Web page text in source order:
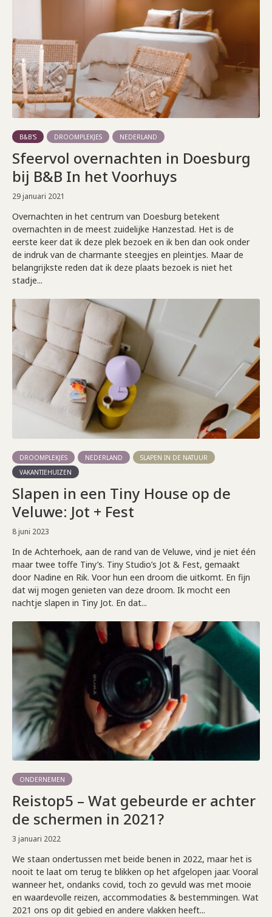
B&B'S DROOMPLEKJES NEDERLAND
Sfeervol overnachten in Doesburg
bij B&B In het Voorhuys
29 januari 2021
Overnachten in het centrum van Doesburg betekent
overnachten in de meest zuidelijke Hanzestad. Het is de
eerste keer dat ik deze plek bezoek en ik ben dan ook onder
de indruk van de charmante steegjes en pleintjes. Maar de
belangrijkste reden dat ik deze plaats bezoek is niet het
stadje...
DROOMPLEKJES NEDERLAND
SLAPEN IN DE NATUUR
VAKANTIEHUIZEN
Slapen in een Tiny House op de
Veluwe: Jot + Fest
8 juni 2023
In de Achterhoek, aan de rand van de Veluwe, vind je niet één
maar twee toffe Tiny’s. Tiny Studio’s Jot & Fest, gemaakt
door Nadine en Rik. Voor hun een droom die uitkomt. En fijn
dat wij mogen genieten van deze droom. Ik mocht een
nachtje slapen in Tiny Jot. En dat...
ONDERNEMEN
Reistop5 – Wat gebeurde er achter
de schermen in 2021?
3 januari 2022
We staan ondertussen met beide benen in 2022, maar het is
nooit te laat om terug te blikken op het afgelopen jaar. Vooral
wanneer het, ondanks covid, toch zo gevuld was met mooie
en waardevolle reizen, accommodaties & bestemmingen. Wat
2021 ons op dit gebied en andere vlakken heeft...